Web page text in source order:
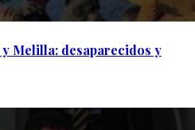
Melilla: desaparecidos y